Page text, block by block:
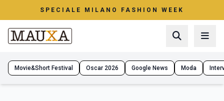
SPECIALE MILANO FASHION WEEK
Movie&Short Festival Oscar 2026 Google News Moda